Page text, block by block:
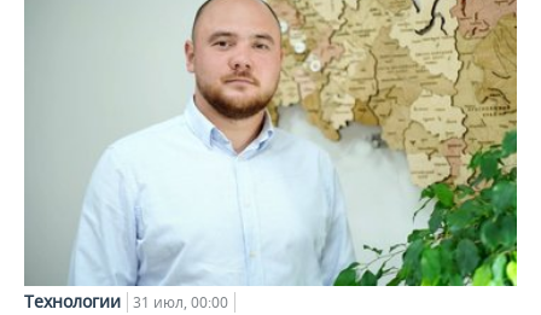
Технологии 31 июл, 00:00